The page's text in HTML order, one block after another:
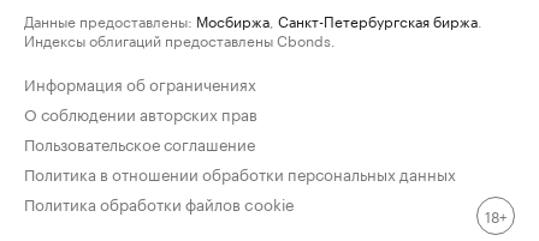
Данные предоставлены: Мосбиржа Санкт-Петербургская биржа
Индексы облигаций предоставлены Cbonds.
Информация об ограничениях
О соблюдении авторских прав
Пользовательское соглашение
Политика в отношении обработки персональных данных
Политика обработки файлов cookie
18+